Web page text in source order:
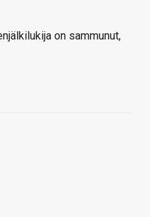
on sammunut,